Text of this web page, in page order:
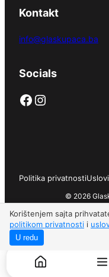
Korištenjem sajta
politikom privatnosti i
U redu
Kontakt
info@glaskupaca.ba
Socials
Facebook Instagram
Politika privatnosti
© 2026